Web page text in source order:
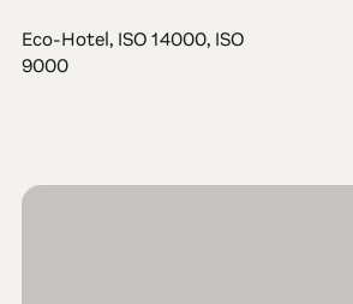
Eco-Hotel, ISO 14000, ISO
9000